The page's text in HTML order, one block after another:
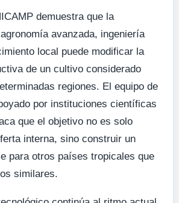
demuestra que la
avanzada, ingeniería
local puede modificar la
de un cultivo considerado
regiones. El equipo de
por instituciones científicas
que el objetivo no es solo
interna, sino construir un
para otros países tropicales que
similares.